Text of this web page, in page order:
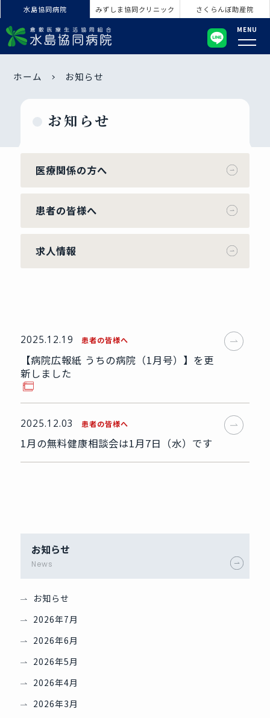
水島協同病院 みずしま協同クリニック さくらんぼ助産院
MENU
ホーム お知らせ
お知らせ
医療関係の方へ
患者の皆様へ
求人情報
2025.12.19 患者の皆様へ
【病院広報紙 うちの病院（1月号）】を更
新しました
2025.12.03 患者の皆様へ
1月の無料健康相談会は1月7日（水）です
お知らせ
News
お知らせ
2026年7月
2026年6月
2026年5月
2026年4月
2026年3月